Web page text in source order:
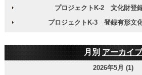
プロジェクトK-2 文化財登
プロジェクトK-3 登録有形文
月別アーカイブ
2026年5月 (1)